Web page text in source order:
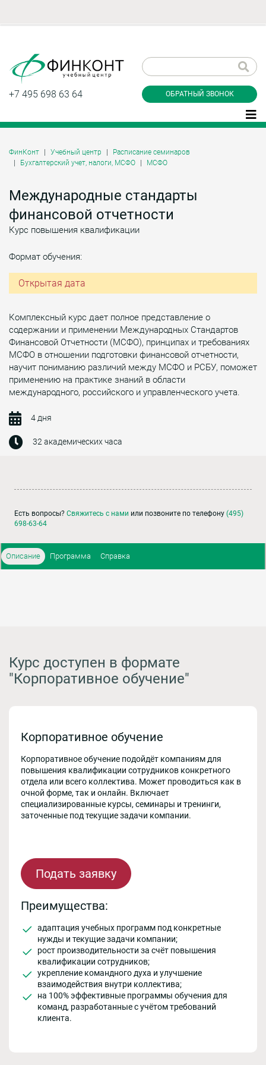
+7 495 698 63 64 ОБРАТНЫЙ ЗВОНОК
ФинКонт Учебный центр
Расписание семинаров
Бухгалтерский учет, налоги, МСФО
МСФО
Международные стандарты
финансовой отчетности
Курс повышения квалификации
Формат обучения:
Открытая дата
Комплексный курс дает полное представление о
содержании и применении Международных Стандартов
Финансовой Отчетности (МСФО), принципах и требованиях
МСФО в отношении подготовки финансовой отчетности,
научит пониманию различий между МСФО и РСБУ, поможет
применению на практике знаний в области
международного, российского и управленческого учета.
4 дня
32 академических часа
Есть вопросы? Свяжитесь с нами или позвоните по телефону (495)
698-63-64
Описание Программа Справка
Курс доступен в формате
"Корпоративное обучение"
Корпоративное обучение
Корпоративное обучение подойдёт компаниям для
повышения квалификации сотрудников конкретного
отдела или всего коллектива. Может проводиться как в
очной форме, так и онлайн. Включает
специализированные курсы, семинары и тренинги,
заточенные под текущие задачи компании.
Подать заявку
Преимущества:
адаптация учебных программ под конкретные
нужды и текущие задачи компании;
рост производительности за счёт повышения
квалификации сотрудников;
укрепление командного духа и улучшение
взаимодействия внутри коллектива;
на 100% эффективные программы обучения для
команд, разработанные с учётом требований
клиента.
звонок
Даю согласие на обработку персональных